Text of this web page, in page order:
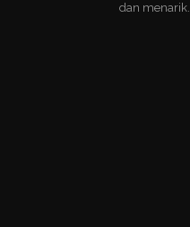
dan menarik.